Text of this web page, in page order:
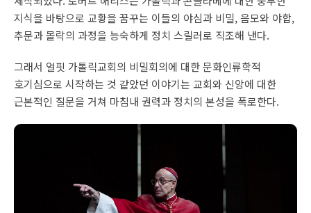
지식을 바탕으로 교황을 꿈꾸는 이들의 야심과 비밀, 음모와 야합,
추문과 몰락의 과정을 능숙하게 정치 스릴러로 직조해 낸다.
그래서 얼핏 가톨릭교회의 비밀회의에 대한 문화인류학적
호기심으로 시작하는 것 같았던 이야기는 교회와 신앙에 대한
근본적인 질문을 거쳐 마침내 권력과 정치의 본성을 폭로한다.